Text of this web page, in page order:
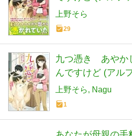
上野そら
29
九つ憑き あやか
んですけど (アル
上野そら Nagu
1